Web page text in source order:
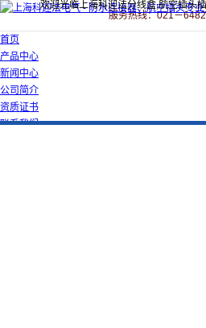
欢迎光临上海科迎法分线盒,航空插头
服务热线：021－
首页
产品中心
新闻中心
公司简介
资质证书
联系我们